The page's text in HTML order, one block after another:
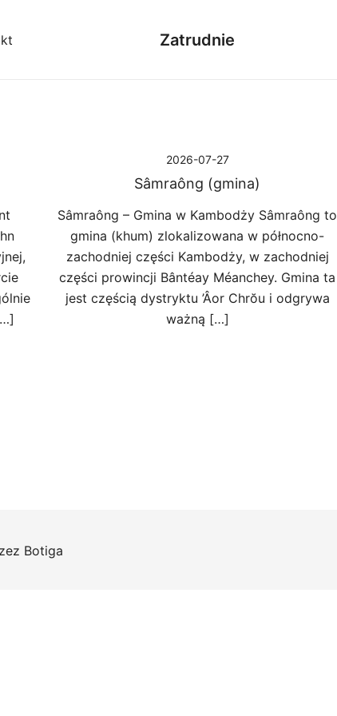
Zatrudnie
2026-07-27
Sâmraông (gmina)
Sâmraông – Gmina w Kambodży Sâmraông to
gmina (khum) zlokalizowana w północno-
zachodniej części Kambodży, w zachodniej
części prowincji Bântéay Méanchey. Gmina ta
jest częścią dystryktu ’Âor Chrŏu i odgrywa
ważną […]
Botiga